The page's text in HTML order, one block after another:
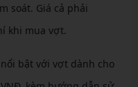
soát. Giá cả phải
khi mua vợt.
bật với vợt dành cho